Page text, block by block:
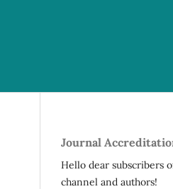
Journal
Hello dear subscribers
channel and authors!